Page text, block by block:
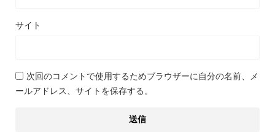
サイト
次回のコメントで使用するためブラウザーに自分の名前、メ
ールアドレス、サイトを保存する。